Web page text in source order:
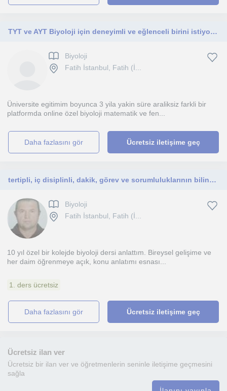
TYT ve AYT Biyoloji için deneyimli ve eğlenceli birini istiyorsan doğru adrestesin
Biyoloji
Fatih İstanbul, Fatih (İ...
Üniversite egitimim boyunca 3 yila yakin süre araliksiz farkli bir
platformda online özel biyoloji matematik ve fen...
daha fazlasını gör Ücretsiz iletişime geç
tertipli, iç disiplinli, dakik, görev ve sorumluluklarının bilincinde
Biyoloji
Fatih İstanbul, Fatih (İ...
10 yıl özel bir kolejde biyoloji dersi anlattım. Bireysel gelişime ve
her daim öğrenmeye açık, konu anlatımı esnası...
1. ders ücretsiz
daha fazlasını gör Ücretsiz iletişime geç
Ücretsiz ilan ver
Ücretsiz bir ilan ver ve öğretmenlerin seninle iletişime geçmesini
sağla